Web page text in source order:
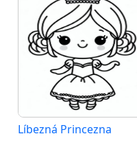
Líbezná Princezna